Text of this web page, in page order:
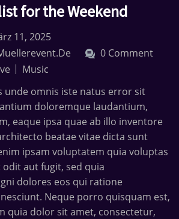
for the Weekend
11, 2025
0 Comment
Music
unde omnis iste natus error sit
doloremque laudantium,
eaque ipsa quae ab illo inventore
beatae vitae dicta sunt
ipsam voluptatem quia voluptas
aut fugit, sed quia
dolores eos qui ratione
Neque porro quisquam est,
quia dolor sit amet, consectetur,